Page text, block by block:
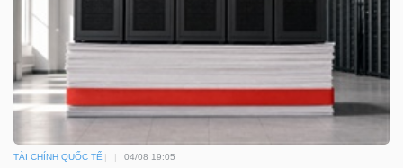
TÀI CHÍNH QUỐC TẾ 04/08 19:05
Truyền
thông
tài